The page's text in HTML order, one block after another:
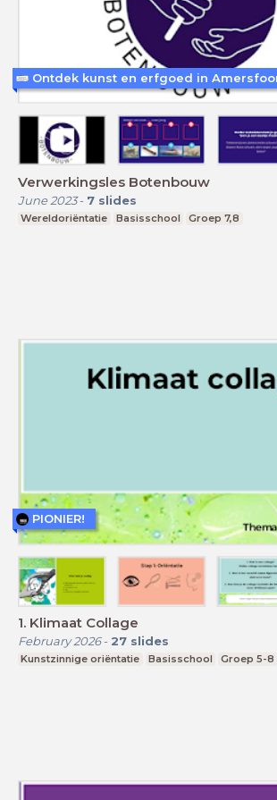
Verwerkingsles Botenbouw
June 2023- 7 slides
Wereldoriëntatie Basisschool Groep 7,8
Ontdek kunst en erfgoed in
1. Klimaat Collage
February 2026- 27 slides
Kunstzinnige oriëntatie Basisschool Groep 5-8
PIONIER!